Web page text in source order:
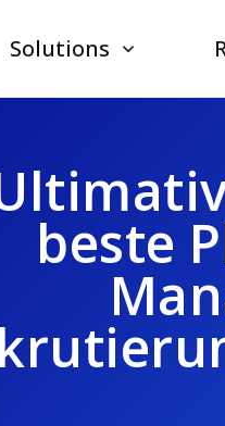
Solutions
beste